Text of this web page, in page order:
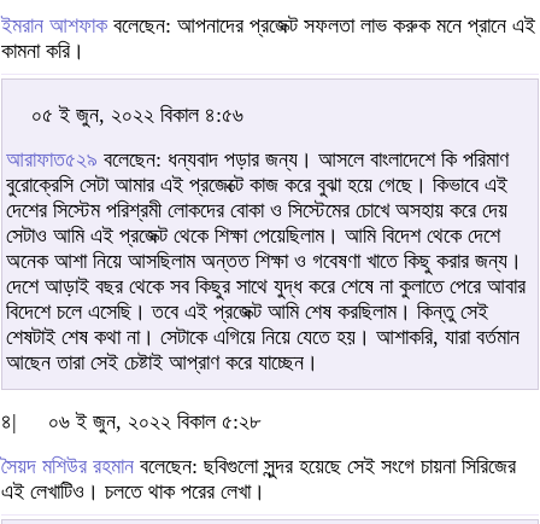
ইমরান আশফাকবলেছেন: আপনাদের প্রজেক্ট সফলতা লাভ করুক মনে প্রানে এই
কামনা করি।
০৫ ই জুন, ২০২২ বিকাল ৪:৫৬
আরাফাত৫২৯ বলেছেন: ধন্যবাদ পড়ার জন্য। আসলে বাংলাদেশে কি পরিমাণ
বুরোক্রেসি সেটা আমার এই প্রজেক্টে কাজ করে বুঝা হয়ে গেছে। কিভাবে এই
দেশের সিস্টেম পরিশ্রমী লোকদের বোকা ও সিস্টেমের চোখে অসহায় করে দেয়
সেটাও আমি এই প্রজেক্ট থেকে শিক্ষা পেয়েছিলাম। আমি বিদেশ থেকে দেশে
অনেক আশা নিয়ে আসছিলাম অন্তত শিক্ষা ও গবেষণা খাতে কিছু করার জন্য।
দেশে আড়াই বছর থেকে সব কিছুর সাথে যুদ্ধ করে শেষে না কুলাতে পেরে আবার
বিদেশে চলে এসেছি। তবে এই প্রজেক্ট আমি শেষ করছিলাম। কিন্তু সেই
শেষটাই শেষ কথা না। সেটাকে এগিয়ে নিয়ে যেতে হয়। আশাকরি, যারা বর্তমান
আছেন তারা সেই চেষ্টাই আপ্রাণ করে যাচ্ছেন।
৪|
০৬ ই জুন, ২০২২ বিকাল ৫:২৮
সৈয়দ মশিউর রহমান বলেছেন: ছবিগুলো সুন্দর হয়েছে সেই সংগে চায়না সিরিজের
এই লেখাটিও। চলতে থাক পরের লেখা।